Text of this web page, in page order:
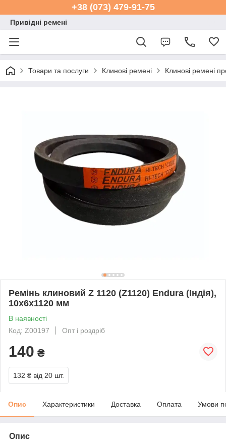
+38 (073) 479-91-75
Привідні ремені
Товари та послуги Клинові ремені Клинові ремені
Ремінь клиновий Z 1120 (Z1120) Endura (Індія),
10x6x1120 мм
В наявності
Код: Z00197
Опт і роздріб
140 ₴
132 ₴ від 20 шт.
Опис Характеристики Доставка Оплата Умови
Опис